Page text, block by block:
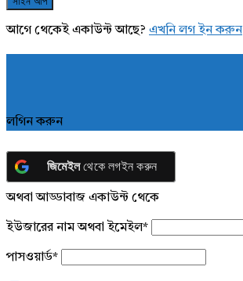
আগে থেকেই একাউন্ট আছে? এখনি লগ ইন করুন
লগিন করুন
জিমেইলথেকে লগইন করুন
অথবা আড্ডাবাজ একাউন্ট থেকে
ইউজারের নাম অথবা ইমেইল*
পাসওয়ার্ড*